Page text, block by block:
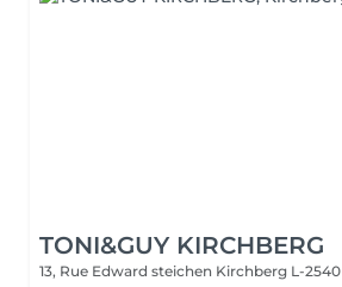
TONI&GUY KIRCHBERG
13, Rue Edward steichen Kirchberg L-2540